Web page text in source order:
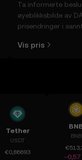
Ta informerte
øyeblikksbilde av
prisendringer i
Vis pris
Tether
USDT
€0,86693
BNB